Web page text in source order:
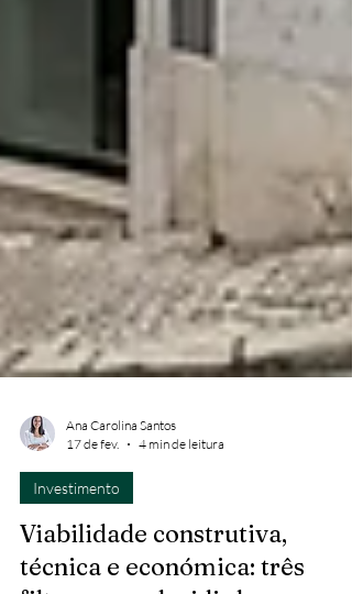
Ana Carolina Santos
17 de fev.
Investimento
Viabilidade construtiva,